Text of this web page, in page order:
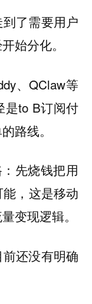
了需要用户
始分化。
、QClaw等
是to B订阅付
路线。
先烧钱把用
，这是移动
变现逻辑。
还没有明确